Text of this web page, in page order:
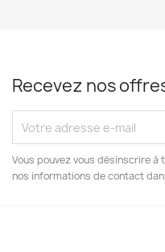
Recevez nos
Vous pouvez vous désinscrire à
nos informations de contact